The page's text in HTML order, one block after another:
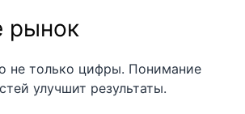
рынок
не только цифры. Понимание
улучшит результаты.